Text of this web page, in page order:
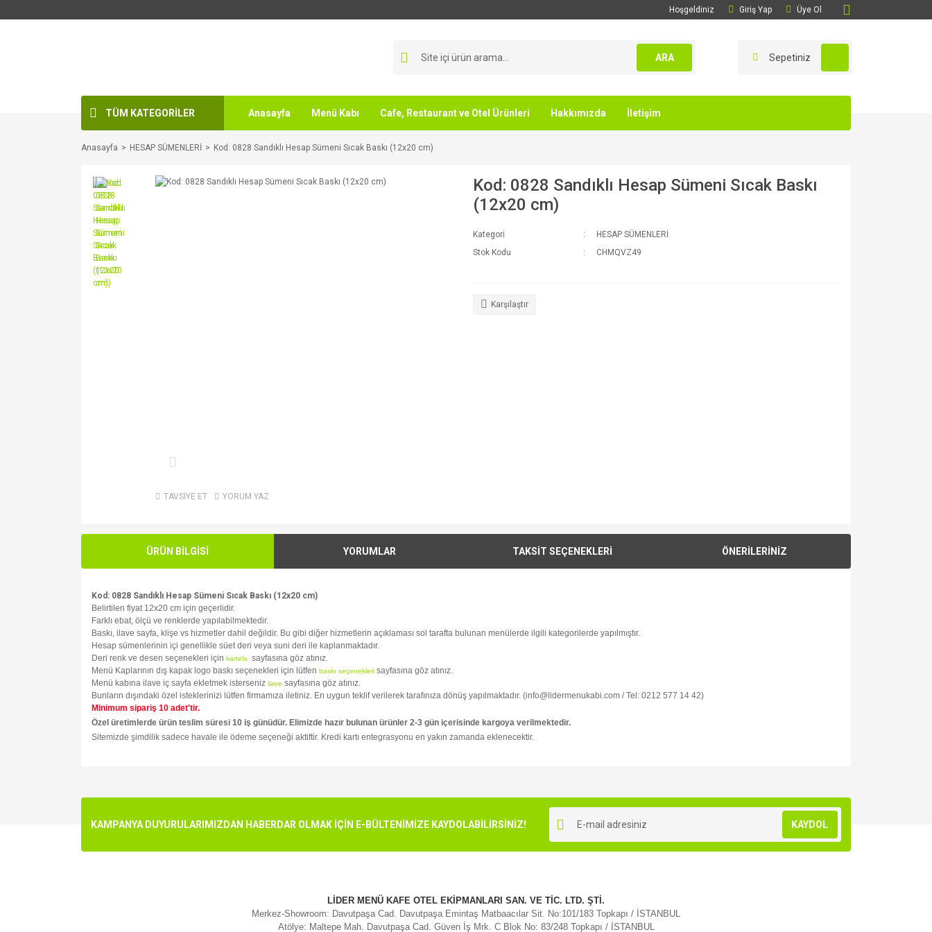
Hoşgeldiniz Giriş Yap Üye Ol
ARA Sepetiniz
TÜM KATEGORİLER Anasayfa Menü Kabı Cafe, Restaurant ve Otel Ürünleri Hakkımızda İletişim
Anasayfa HESAP SÜMENLERİ Kod: 0828 Sandıklı Hesap Sümeni Sıcak Baskı (12x20 cm)
TAVSİYE ET YORUM YAZ
Kod: 0828 Sandıklı Hesap Sümeni Sıcak Baskı
(12x20 cm)
Kategori
HESAP SÜMENLERİ
Stok Kodu
CHMQVZ49
Karşılaştır
ÜRÜN BİLGİSİ YORUMLAR TAKSİT SEÇENEKLERİ ÖNERİLERİNİZ
Kod: 0828 Sandıklı Hesap Sümeni Sıcak Baskı (12x20 cm)
Belirtilen fiyat 12x20 cm için geçerlidir.
Farklı ebat, ölçü ve renklerde yapılabilmektedir.
Baskı, ilave sayfa, klişe vs hizmetler dahil değildir. Bu gibi diğer hizmetlerin açıklaması sol tarafta bulunan menülerde ilgili kategorilerde yapılmıştır.
Hesap sümenlerinin içi genellikle süet deri veya suni deri ile kaplanmaktadır.
Deri renk ve desen seçenekleri için kartela sayfasına göz atınız.
Menü Kaplarının dış kapak logo baskı seçenekleri için lütfen baskı seçenekleri sayfasına göz atınız.
Menü kabına ilave iç sayfa ekletmek isterseniz ilave sayfasına göz atınız.
Bunların dışındaki özel isteklerinizi lütfen firmamıza iletiniz. En uygun teklif verilerek tarafınıza dönüş yapılmaktadır. (info@lidermenukabi.com / Tel: 0212 577 14 42)
Minimum sipariş 10 adet'tir.
Özel üretimlerde ürün teslim süresi 10 iş günüdür. Elimizde hazır bulunan ürünler 2-3 gün içerisinde kargoya verilmektedir.
Sitemizde şimdilik sadece havale ile ödeme seçeneği aktiftir. Kredi kartı entegrasyonu en yakın zamanda eklenecektir.
Ürün resmi kalitesiz, bozuk veya görüntülenemiyor.
KAMPANYA DUYURULARIMIZDAN HABERDAR OLMAK İÇİN E-BÜLTENİMİZE KAYDOLABİLİRSİNİZ! KAYDOL
LİDER MENÜ KAFE OTEL EKİPMANLARI SAN. VE TİC. LTD. ŞTİ.
Merkez-Showroom: Davutpaşa Cad. Davutpaşa Emintaş Matbaacılar Sit. No:101/183 Topkapı / İSTANBUL
Atölye: Maltepe Mah. Davutpaşa Cad. Güven İş Mrk. C Blok No: 83/248 Topkapı / İSTANBUL